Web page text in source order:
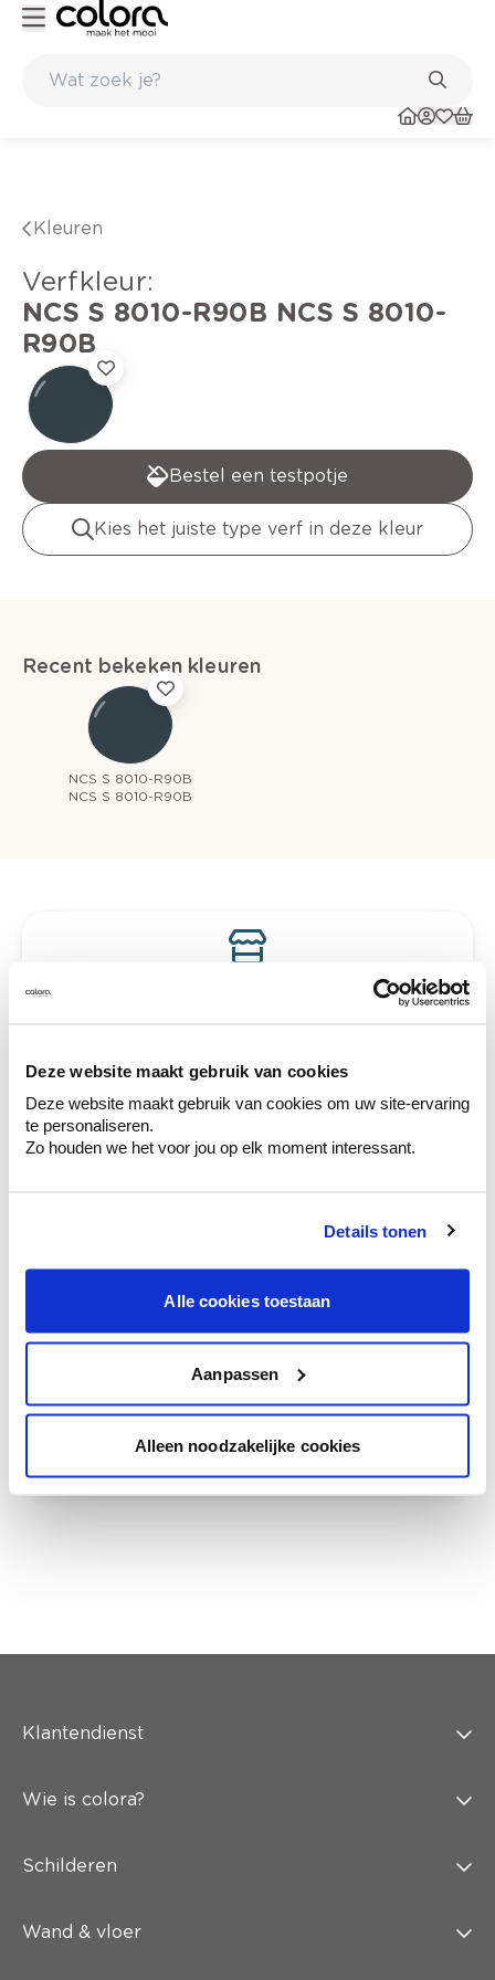
Deze website maakt gebruik van cookies
Deze website maakt gebruik van cookies om uw site-ervaring
te personaliseren.
Zo houden we het voor jou op elk moment interessant.
Details tonen
Alle cookies toestaan
Aanpassen
Alleen noodzakelijke cookies
Kleuren
verfkleur:
NCS S 8010-R90B NCS S 8010-
R90B
Bestel een testpotje
Kies het juiste type verf in deze kleur
Recent bekeken kleuren
NCS S 8010-R90B
NCS S 8010-R90B
Ontdek er kleurechte stalen van je
Bekijk er de bijhorende tinten om je kleur
Krijg persoonlijk advies om kleuren te
combineren.
Ga samen met de kleuradviseur door je
Krijg kleuradvies op basis van de lichtinval
en je meubels.
van je muren.
Klantendienst
Wie is colora?
Schilderen
Wand & vloer